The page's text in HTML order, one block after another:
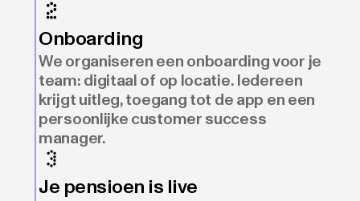
Onboarding
We organiseren een onboarding voor je
team: digitaal of op locatie. Iedereen
krijgt uitleg, toegang tot de app en een
persoonlijke customer success
manager.
Je pensioen is live